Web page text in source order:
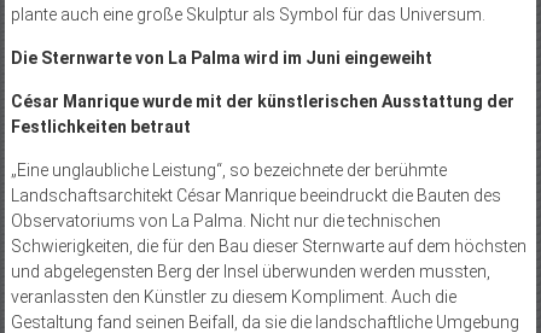
plante auch eine große Skulptur als Symbol für das Universum.
Die Sternwarte von La Palma wird im Juni eingeweiht
César Manrique wurde mit der künstlerischen Ausstattung der
Festlichkeiten betraut
„Eine unglaubliche Leistung“, so bezeichnete der berühmte
Landschaftsarchitekt César Manrique beeindruckt die Bauten des
Observatoriums von La Palma. Nicht nur die technischen
Schwierigkeiten, die für den Bau dieser Sternwarte auf dem höchsten
und abgelegensten Berg der Insel überwunden werden mussten,
veranlassten den Künstler zu diesem Kompliment. Auch die
Gestaltung fand seinen Beifall, da sie die landschaftliche Umgebung